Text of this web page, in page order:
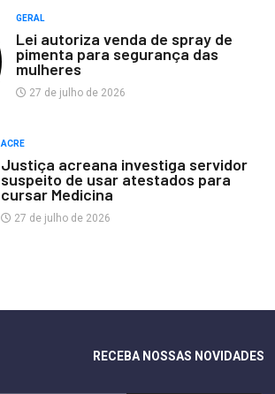
GERAL
Lei autoriza venda de spray de
pimenta para segurança das
mulheres
27 de julho de 2026
ACRE
Justiça acreana investiga servidor
suspeito de usar atestados para
cursar Medicina
27 de julho de 2026
RECEBA NOSSAS NOVIDADES